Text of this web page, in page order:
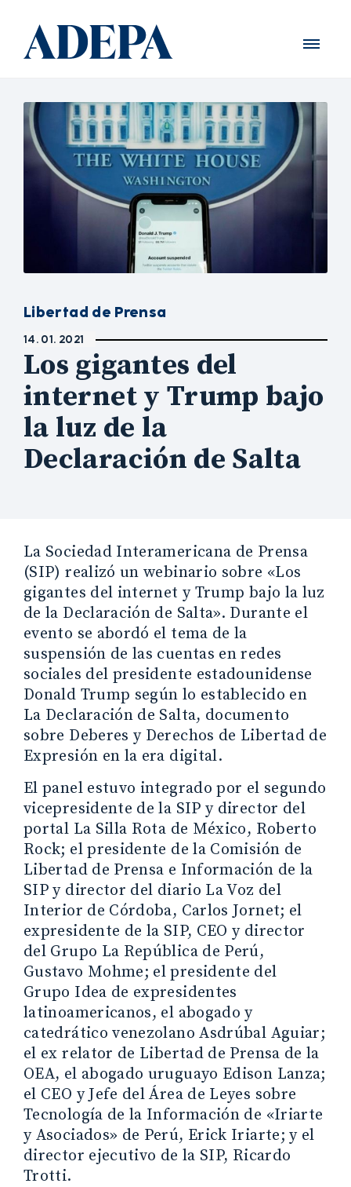
Libertad de Prensa
14. 01. 2021
Los gigantes del
internet y Trump bajo
la luz de la
Declaración de Salta
La Sociedad Interamericana de Prensa
(SIP) realizó un webinario sobre «Los
gigantes del internet y Trump bajo la luz
de la Declaración de Salta». Durante el
evento se abordó el tema de la
suspensión de las cuentas en redes
sociales del presidente estadounidense
Donald Trump según lo establecido en
La Declaración de Salta, documento
sobre Deberes y Derechos de Libertad de
Expresión en la era digital.
El panel estuvo integrado por el segundo
vicepresidente de la SIP y director del
portal La Silla Rota de México, Roberto
Rock; el presidente de la Comisión de
Libertad de Prensa e Información de la
SIP y director del diario La Voz del
Interior de Córdoba, Carlos Jornet; el
expresidente de la SIP, CEO y director
del Grupo La República de Perú,
Gustavo Mohme; el presidente del
Grupo Idea de expresidentes
latinoamericanos, el abogado y
catedrático venezolano Asdrúbal Aguiar;
el ex relator de Libertad de Prensa de la
OEA, el abogado uruguayo Edison Lanza;
el CEO y Jefe del Área de Leyes sobre
Tecnología de la Información de «Iriarte
y Asociados» de Perú, Erick Iriarte; y el
director ejecutivo de la SIP, Ricardo
Trotti.